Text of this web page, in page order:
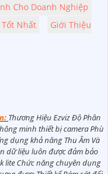
Cho Doanh Nghiệp
Nhất
Giới Thiệu
Thương Hiệu Ezviz Độ Phân
minh thiết bị camera Phù
dụng khả năng Thu Âm Và
dữ liệu luôn được đảm bảo
lite Chức năng chuyên dụng